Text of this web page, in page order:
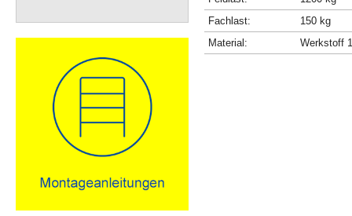
Fachlast:
150 kg
Material:
Werkstoff